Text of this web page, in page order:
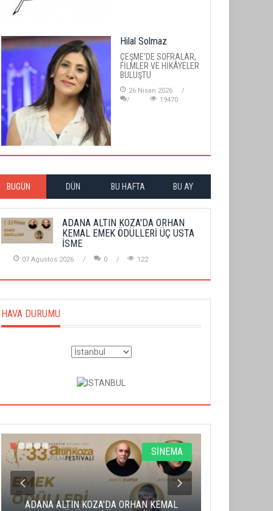
Hilal Solmaz
ÇEŞME'DE SOFRALAR,
FİLMLER VE HİKÂYELER
BULUŞTU
26 Nisan 2026
19470
BUGÜN DÜN BU HAFTA BU AY
ADANA ALTIN KOZA'DA ORHAN
KEMAL EMEK ÖDÜLLERİ ÜÇ USTA
İSME
07 Agustos 2026 0 122
HAVA DURUMU
SİNEMA
ADANA ALTIN KOZA'DA ORHAN KEMAL